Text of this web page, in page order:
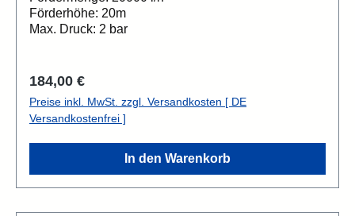
Förderhöhe: 20m
Max. Druck: 2 bar
Regulärer Preis:
184,00 €
Preise inkl. MwSt. zzgl. Versandkosten [ DE
Versandkostenfrei ]
In den Warenkorb